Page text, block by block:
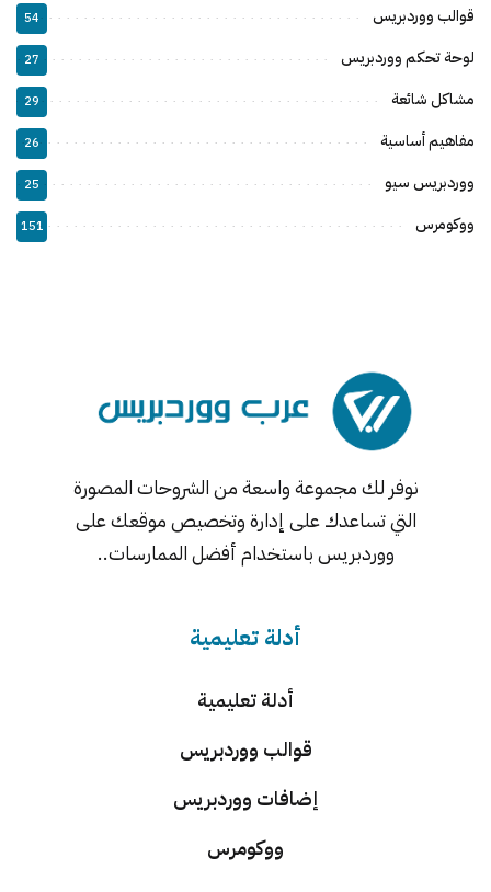
قوالب ووردبريس 54
لوحة تحكم ووردبريس 27
مشاكل شائعة 29
مفاهيم أساسية 26
ووردبريس سيو 25
ووكومرس 151
نوفر لك مجموعة واسعة من الشروحات المصورة
التي تساعدك على إدارة وتخصيص موقعك على
ووردبريس باستخدام أفضل الممارسات..
أدلة تعليمية
أدلة تعليمية
قوالب ووردبريس
إضافات ووردبريس
ووكومرس